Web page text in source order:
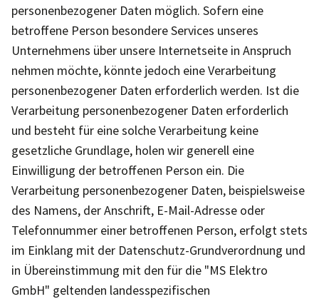
personenbezogener Daten möglich. Sofern eine
betroffene Person besondere Services unseres
Unternehmens über unsere Internetseite in Anspruch
nehmen möchte, könnte jedoch eine Verarbeitung
personenbezogener Daten erforderlich werden. Ist die
Verarbeitung personenbezogener Daten erforderlich
und besteht für eine solche Verarbeitung keine
gesetzliche Grundlage, holen wir generell eine
Einwilligung der betroffenen Person ein. Die
Verarbeitung personenbezogener Daten, beispielsweise
des Namens, der Anschrift, E-Mail-Adresse oder
Telefonnummer einer betroffenen Person, erfolgt stets
im Einklang mit der Datenschutz-Grundverordnung und
in Übereinstimmung mit den für die "MS Elektro
GmbH" geltenden landesspezifischen